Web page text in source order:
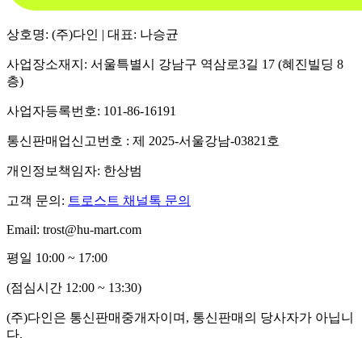
상호명: (주)다인 | 대표: 나승균
사업장소재지: 서울특별시 강남구 역삼로3길 17 (혜진빌딩 8
층)
사업자등록번호: 101-86-16191
통신판매업신고번호 : 제 2025-서울강남-03821호
개인정보책임자: 한상범
고객 문의: 트로스트 채널톡 문의
Email: trost@hu-mart.com
평일 10:00 ~ 17:00
(점심시간 12:00 ~ 13:30)
(주)다인은 통신판매중개자이며, 통신판매의 당사자가 아닙니
다.